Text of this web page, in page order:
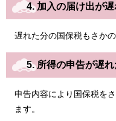
4. 加入の届け出が
遅れた分の国保税もさか
5. 所得の申告が遅
申告内容により国保税を
ます。